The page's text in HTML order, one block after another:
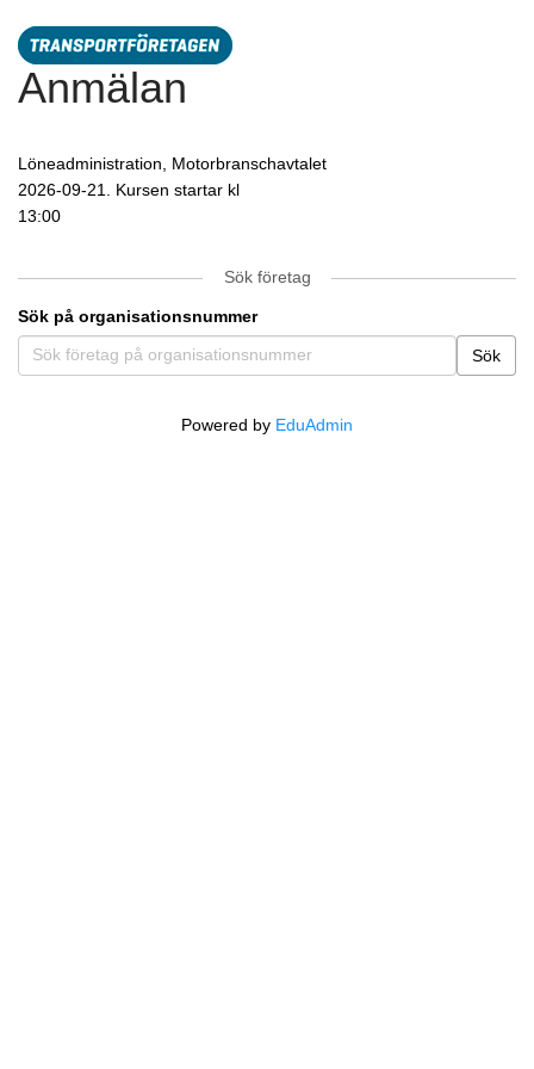
Anmälan
Löneadministration, Motorbranschavtalet
2026-09-21. Kursen startar kl
13:00
Sök företag
Sök på organisationsnummer
Sök företag på organisationsnummer
Sök
Powered by EduAdmin